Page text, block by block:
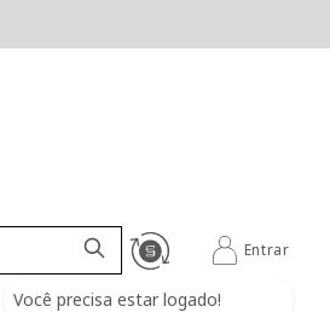
Você precisa estar logado!
Entrar